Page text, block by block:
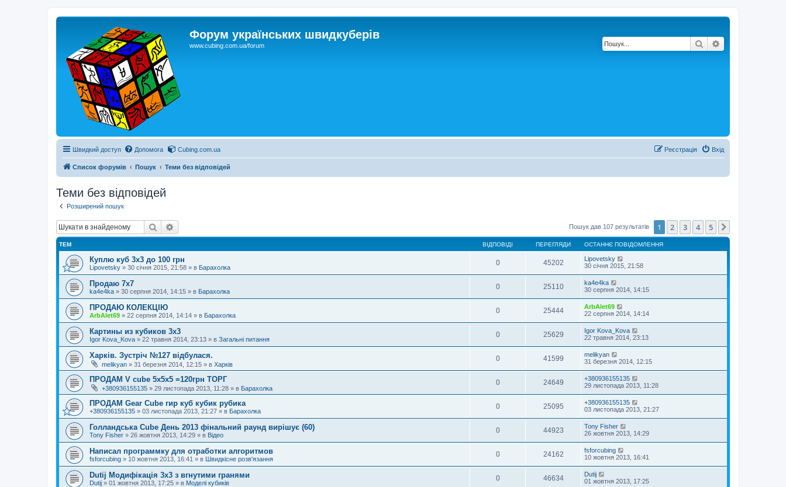
Форум українських швидкуберів
www.cubing.com.ua/forum Пошук
Швидкий доступ Допомога Cubing.com.ua Вхід
Реєстрація
Список форумів Пошук Теми без відповідей
Теми без відповідей
Розширений пошук
Пошук Пошук дав 107 результатів 1 2 3 4 5
ТЕМ ВІДПОВІДІ ПЕРЕГЛЯДИ ОСТАННЄ ПОВІДОМЛЕННЯ
Куплю куб 3х3 до 100 грн
Lipovetsky » 30 січня 2015, 21:58 » в Барахолка
0 45202
Lipovetsky
30 січня 2015, 21:58
Продаю 7х7
ka4e4ka » 30 серпня 2014, 14:15 » в Барахолка
0 25110
ka4e4ka
30 серпня 2014, 14:15
ПРОДАЮ КОЛЕКЦІЮ
ArbAlet69 » 22 серпня 2014, 14:14 » в Барахолка
0 25444
ArbAlet69
22 серпня 2014, 14:14
Картины из кубиков 3х3
Igor Kova_Kova » 22 травня 2014, 23:13 » в Загальні питання
0 25629
Igor Kova_Kova
22 травня 2014, 23:13
Харків. Зустріч №127 відбулася.
melikyan » 31 березня 2014, 12:15 » в Харків
0 41599
melikyan
31 березня 2014, 12:15
ПРОДАМ V cube 5x5x5 =120грн ТОРГ
+380936155135 » 29 листопада 2013, 11:28 » в Барахолка
0 24649
+380936155135
29 листопада 2013, 11:28
ПРОДАМ Gear Cube гир куб кубик рубика
+380936155135 » 03 листопада 2013, 21:27 » в Барахолка
0 25095
+380936155135
03 листопада 2013, 21:27
Голландська Cube День 2013 фінальний раунд вирішує (60)
Tony Fisher » 26 жовтня 2013, 14:29 » в Відео
0 44923
Tony Fisher
26 жовтня 2013, 14:29
Написал программку для отработки алгоритмов
fsforcubing » 10 жовтня 2013, 16:41 » в Швидкісне розв'язання
0 24162
fsforcubing
10 жовтня 2013, 16:41
Dutij Модифікація 3х3 з вгнутими гранями
Dutij » 01 жовтня 2013, 17:25 » в Моделі кубиків
0 46634
Dutij
01 жовтня 2013, 17:25